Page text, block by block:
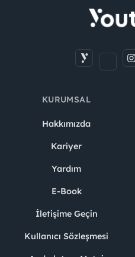
KURUMSAL
Hakkımızda
Kariyer
Yardım
E-Book
İletişime Geçin
Kullanıcı Sözleşmesi